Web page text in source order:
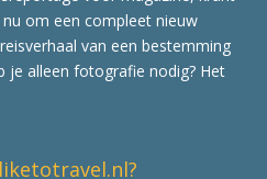
om een compleet nieuw
van een bestemming
je alleen fotografie nodig? Het